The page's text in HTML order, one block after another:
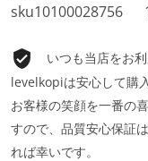
sku10100028756
いつも当店をお
levelkopiは安心して購
お客様の笑顔を一番の
すので、品質安心保証
れば幸いです。